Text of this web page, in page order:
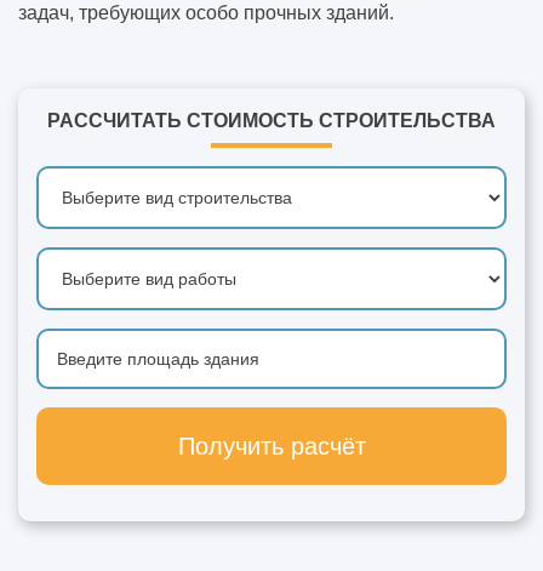
задач, требующих особо прочных зданий.
РАССЧИТАТЬ СТОИМОСТЬ СТРОИТЕЛЬСТВА
Получить расчёт